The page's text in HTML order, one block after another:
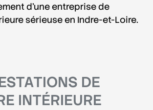
d'uneentreprise de
sérieuse en Indre-et-Loire.
DE
INTÉRIEURE